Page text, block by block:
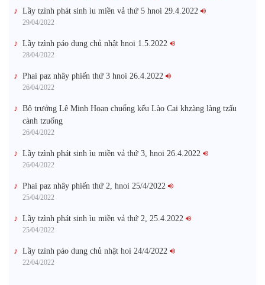
Lầy tzình phát sinh ìu miền vả thứ 5 hnoi 29.4.2022
29/04/2022
Lầy tzình páo dung chủ nhật hnoi 1.5.2022
28/04/2022
Phai paz nhây phiến thứ 3 hnoi 26.4.2022
26/04/2022
Bộ trưởng Lê Minh Hoan chuổng kếu Lào Cai khzàng làng tzấu
cành tzuống​
26/04/2022
Lầy tzình phát sinh ìu miền vả thứ 3, hnoi 26.4.2022
26/04/2022
Phai paz nhây phiến thứ 2, hnoi 25/4/2022
25/04/2022
Lầy tzình phát sinh ìu miền vả thứ 2, 25.4.2022
25/04/2022
Lầy tzình páo dung chủ nhật hoi 24/4/2022
22/04/2022